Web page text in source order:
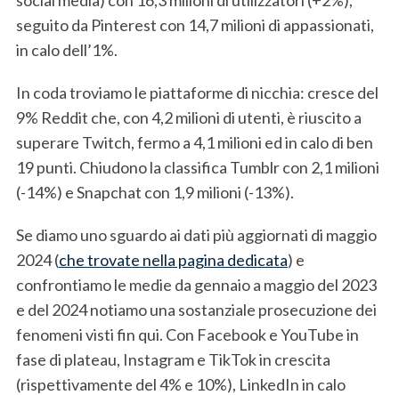
seguito da Pinterest con 14,7 milioni di appassionati,
in calo dell’1%.
In coda troviamo le piattaforme di nicchia: cresce del
9% Reddit che, con 4,2 milioni di utenti, è riuscito a
superare Twitch, fermo a 4,1 milioni ed in calo di ben
19 punti. Chiudono la classifica Tumblr con 2,1 milioni
(-14%) e Snapchat con 1,9 milioni (-13%).
Se diamo uno sguardo ai dati più aggiornati di maggio
2024 (che trovate nella pagina dedicata) e
confrontiamo le medie da gennaio a maggio del 2023
e del 2024 notiamo una sostanziale prosecuzione dei
fenomeni visti fin qui. Con Facebook e YouTube in
fase di plateau, Instagram e TikTok in crescita
(rispettivamente del 4% e 10%), LinkedIn in calo
S
e
a